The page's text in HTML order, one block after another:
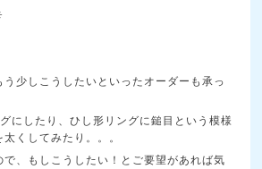
少しこうしたいといったオーダーも承っ
にしたり、ひし形リングに鎚目という模様
くしてみたり。。。
で、もしこうしたい！とご要望があれば気